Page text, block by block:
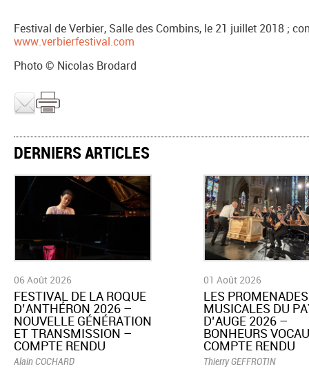
Festival de Verbier, Salle des Combins, le 21 juillet 2018 ;
www.verbierfestival.com
Photo © Nicolas Brodard
DERNIERS ARTICLES
06 Août 2026
​FESTIVAL DE LA ROQUE
D’ANTHÉRON 2026 –
NOUVELLE GÉNÉRATION
ET TRANSMISSION –
COMPTE RENDU
Alain COCHARD
01 Août 2026
LES PROMENADES
MUSICALES DU
D’AUGE 2026 –
BONHEURS
COMPTE RENDU
Thierry GEFFROTIN